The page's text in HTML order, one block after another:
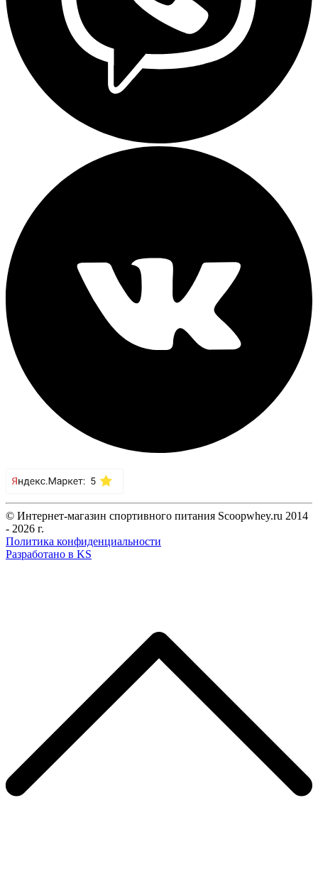
© Интернет-магазин спортивного питания Scoopwhey.ru 2014
- 2026 г.
Политика конфиденциальности
Разработано в KS